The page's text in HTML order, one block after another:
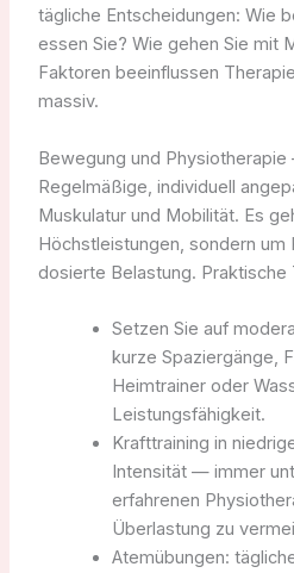
tägliche Entscheidungen: Wie
essen Sie? Wie gehen Sie mit
Faktoren beeinflussen
massiv.
Bewegung und
Regelmäßige, individuell
Muskulatur und Mobilität. Es
Höchstleistungen, sondern um
dosierte Belastung. Praktische
Setzen Sie auf
kurze Spaziergänge,
Heimtrainer oder
Leistungsfähigkeit.
Krafttraining in
Intensität — immer
erfahrenen
Überlastung zu
Atemübungen: